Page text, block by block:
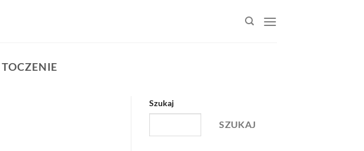
TOCZENIE
Szukaj
SZUKAJ